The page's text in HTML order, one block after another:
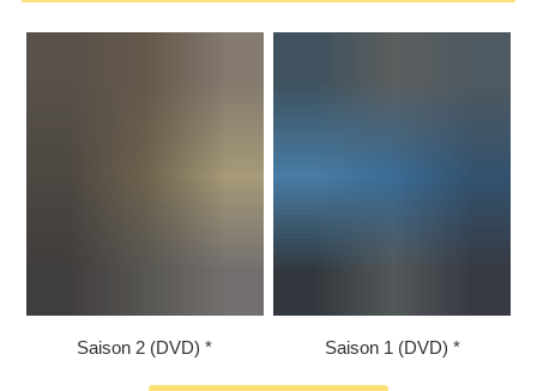
Saison 2 (DVD) Saison 1 (DVD)